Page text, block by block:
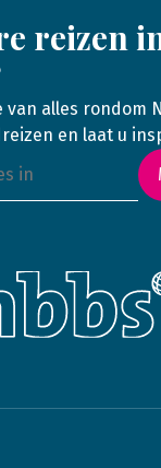
reizen
van alles rondom
en laat u